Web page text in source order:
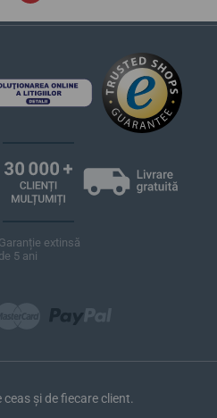
Garanție extinsă
de 5 ani
ceas și de fiecare client.